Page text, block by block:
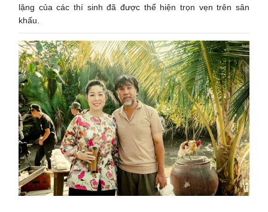
lặng của các thí sinh đã được thể hiện trọn vẹn trên sân
khấu.